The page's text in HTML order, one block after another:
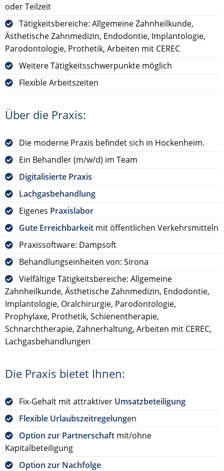
oder Teilzeit
Tätigkeitsbereiche: Allgemeine Zahnheilkunde,
Ästhetische Zahnmedizin, Endodontie, Implantologie,
Parodontologie, Prothetik, Arbeiten mit CEREC
Weitere Tätigkeitsschwerpunkte möglich
Flexible Arbeitszeiten
Über die Praxis:
Die moderne Praxis befindet sich in Hockenheim.
Ein Behandler (m/w/d) im Team
Digitalisierte Praxis
Lachgasbehandlung
Eigenes Praxislabor
Gute Erreichbarkeit mit öffentlichen Verkehrsmitteln
Praxissoftware: Dampsoft
Behandlungseinheiten von: Sirona
Vielfältige Tätigkeitsbereiche: Allgemeine
Zahnheilkunde, Ästhetische Zahnmedizin, Endodontie,
Implantologie, Oralchirurgie, Parodontologie,
Prophylaxe, Prothetik, Schienentherapie,
Schnarchtherapie, Zahnerhaltung, Arbeiten mit CEREC,
Lachgasbehandlungen
Die Praxis bietet Ihnen:
Fix-Gehalt mit attraktiver Umsatzbeteiligung
Flexible Urlaubszeitregelungen
Option zur Partnerschaft mit/ohne
Kapitalbeteiligung
Option zur Nachfolge